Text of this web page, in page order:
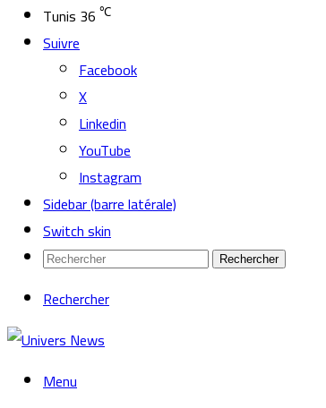
Tunis 36 ℃
Suivre
Facebook
X
Linkedin
YouTube
Instagram
Sidebar (barre latérale)
Switch skin
Rechercher
Rechercher
Menu